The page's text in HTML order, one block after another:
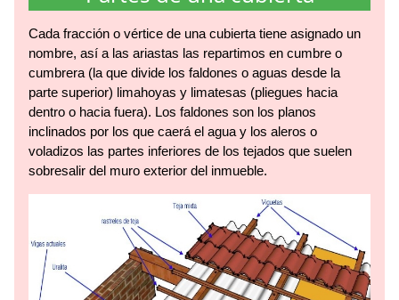
Cada fracción o vértice de una cubierta tiene asignado un
nombre, así a las ariastas las repartimos en cumbre o
cumbrera (la que divide los faldones o aguas desde la
parte superior) limahoyas y limatesas (pliegues hacia
dentro o hacia fuera). Los faldones son los planos
inclinados por los que caerá el agua y los aleros o
voladizos las partes inferiores de los tejados que suelen
sobresalir del muro exterior del inmueble.